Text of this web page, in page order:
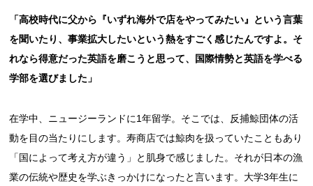
「高校時代に父から『いずれ海外で店をやってみたい』という言葉
を聞いたり、事業拡大したいという熱をすごく感じたんですよ。そ
れなら得意だった英語を磨こうと思って、国際情勢と英語を学べる
学部を選びました」
在学中、ニュージーランドに1年留学。そこでは、反捕鯨団体の活
動を目の当たりにします。寿商店では鯨肉を扱っていたこともあり
「国によって考え方が違う」と肌身で感じました。それが日本の漁
業の伝統や歴史を学ぶきっかけになったと言います。大学3年生に